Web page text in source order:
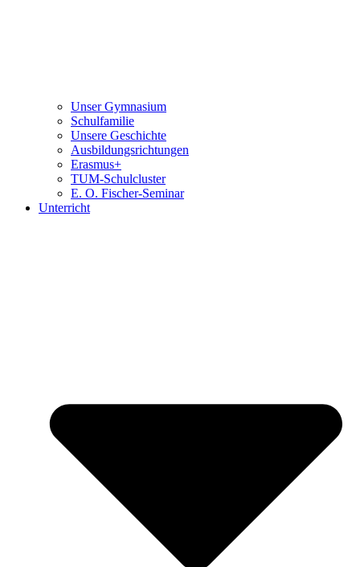
Unser Gymnasium
Schulfamilie
Unsere Geschichte
Ausbildungsrichtungen
Erasmus+
TUM-Schulcluster
E. O. Fischer-Seminar
Unterricht